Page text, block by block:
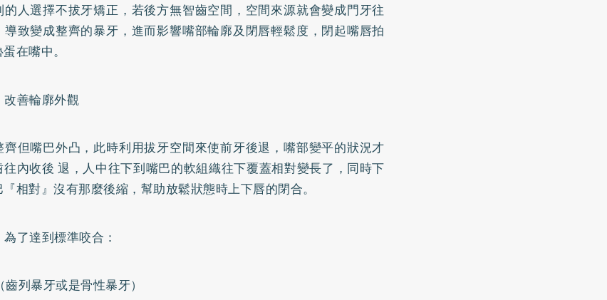
人選擇不拔牙矯正，若後方無智齒空間，空間來源就會變成門牙往
致變成整齊的暴牙，進而影響嘴部輪廓及閉唇輕鬆度，閉起嘴唇拍
在嘴中。
善輪廓外觀
但嘴巴外凸，此時利用拔牙空間來使前牙後退，嘴部變平的狀況才
內收後 退，人中往下到嘴巴的軟組織往下覆蓋相對變長了，同時下
相對』沒有那麼後縮，幫助放鬆狀態時上下唇的閉合。
了達到標準咬合：
列暴牙或是骨性暴牙）